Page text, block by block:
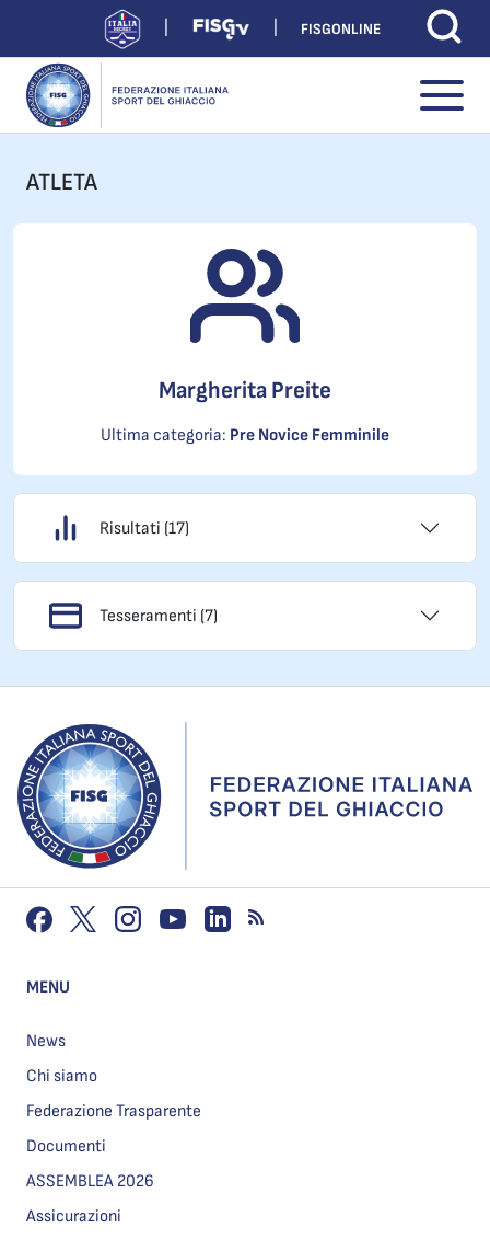
FISGONLINE
ATLETA
Margherita Preite
Ultima categoria: Pre Novice Femminile
Risultati (17)
Tesseramenti (7)
MENU
News
Chi siamo
Federazione Trasparente
Documenti
ASSEMBLEA 2026
Assicurazioni